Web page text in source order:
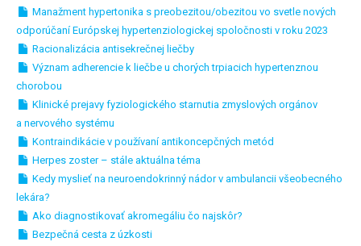
Manažment hypertonika s preobezitou/obezitou vo svetle nových
odporúčaní Európskej hypertenziologickej spoločnosti v roku 2023
Racionalizácia antisekrečnej liečby
Význam adherencie k liečbe u chorých trpiacich hypertenznou
chorobou
Klinické prejavy fyziologického starnutia zmyslových orgánov
a nervového systému
Kontraindikácie v používaní antikoncepčných metód
Herpes zoster – stále aktuálna téma
Kedy myslieť na neuroendokrinný nádor v ambulancii všeobecného
lekára?
Ako diagnostikovať akromegáliu čo najskôr?
Bezpečná cesta z úzkosti